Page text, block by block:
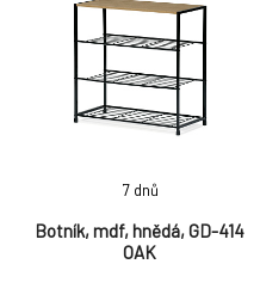
dostatek místa pro uspořádání
obuvi. Kovové nohy jsou
opatřeny plastovými krytkami,
které chrání podlahu před
poškození
Botník, mdf, hnědá, GD-414
OAK
7 dnů